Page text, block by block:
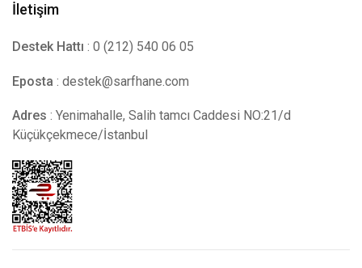
İletişim
Destek Hattı : 0 (212) 540 06 05
Eposta : destek@sarfhane.com
Adres : Yenimahalle, Salih tamcı Caddesi NO:21/d
Küçükçekmece/İstanbul